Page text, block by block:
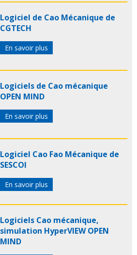
Logiciel de Cao Mécanique de
CGTECH
En savoir plus
Logiciels de Cao mécanique
OPEN MIND
En savoir plus
Logiciel Cao Fao Mécanique de
SESCOI
En savoir plus
Logiciels Cao mécanique,
simulation HyperVIEW OPEN
MIND